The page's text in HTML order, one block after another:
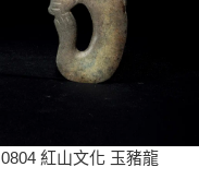
0804 紅山文化 玉豬龍